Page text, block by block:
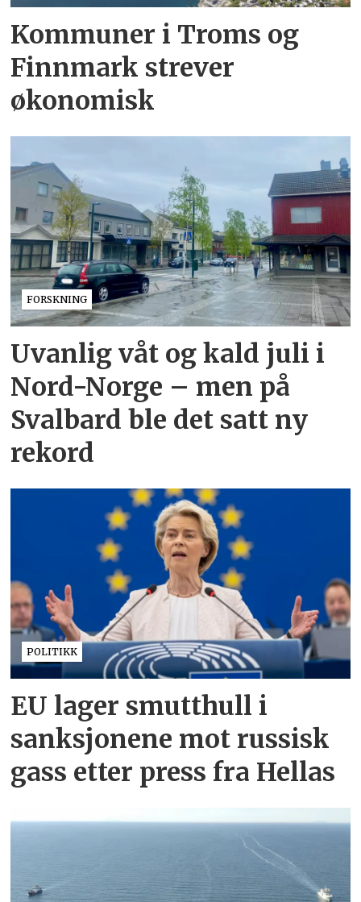
Kommuner i Troms og
Finnmark strever
økonomisk
FORSKNING
Uvanlig våt og kald juli i
Nord-Norge – men på
Svalbard ble det satt ny
rekord
POLITIKK
EU lager smutthull i
sanksjonene mot russisk
gass etter press fra Hellas